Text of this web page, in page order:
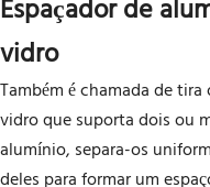
Espaçador de
vidro
Também é chamada de
vidro que suporta dois ou
alumínio, separa-os
deles para formar um